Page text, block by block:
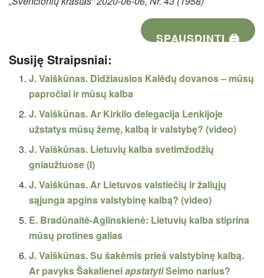
SPAUSDINTI 🖨
Susiję Straipsniai:
J. Vaiškūnas. Didžiausios Kalėdų dovanos – mūsų
papročiai ir mūsų kalba
J. Vaiškūnas. Ar Kirkilo delegacija Lenkijoje
užstatys mūsų žemę, kalbą ir valstybę? (video)
J. Vaiškūnas. Lietuvių kalba svetimžodžių
gniaužtuose (I)
J. Vaiškūnas. Ar Lietuvos valstiečių ir žaliųjų
sąjunga apgins valstybinę kalbą? (video)
E. Bradūnaitė-Aglinskienė: Lietuvių kalba stiprina
mūsų protines galias
J. Vaiškūnas. Su šakėmis prieš valstybinę kalbą.
Ar pavyks ŠakalieneiapstatytiSeimo narius?